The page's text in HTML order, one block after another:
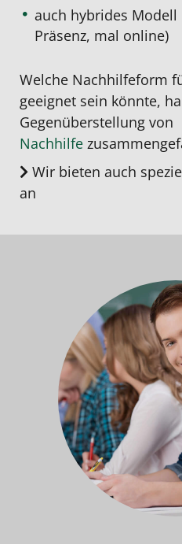
auch hybrides
Präsenz, mal online)
Welche Nachhilfeform
geeignet sein könnte,
Gegenüberstellung von
Nachhilfe
Wir bieten auch
an